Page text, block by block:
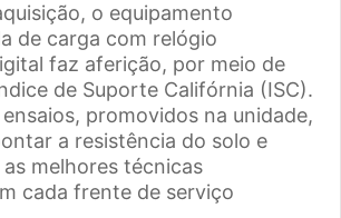
o equipamento
de carga com relógio
faz aferição, por meio de
de Suporte Califórnia (ISC).
promovidos na unidade,
a resistência do solo e
melhores técnicas
cada frente de serviço